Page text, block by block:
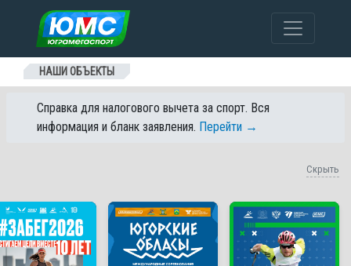
Перейти к содержанию
НАШИ ОБЪЕКТЫ
Справка для налогового вычета за спорт. Вся
информация и бланк заявления. Перейти →
Скрыть